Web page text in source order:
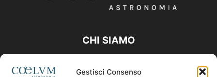
Gestisci Consenso
CHI SIAMO
Contattaci:coelumastro@coelum.com